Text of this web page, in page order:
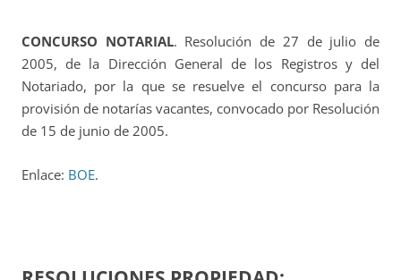
CONCURSO NOTARIAL. Resolución de 27 de julio de
2005, de la Dirección General de los Registros y del
Notariado, por la que se resuelve el concurso para la
provisión de notarías vacantes, convocado por Resolución
de 15 de junio de 2005.
Enlace: BOE.